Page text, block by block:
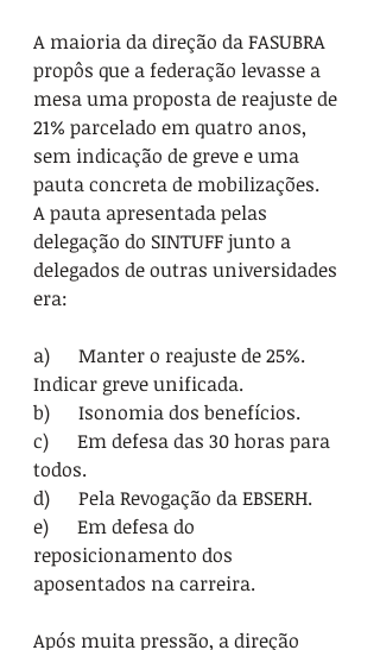
A maioria da direção da FASUBRA
propôs que a federação levasse a
mesa uma proposta de reajuste de
21% parcelado em quatro anos,
sem indicação de greve e uma
pauta concreta de mobilizações.
A pauta apresentada pelas
delegação do SINTUFF junto a
delegados de outras universidades
era:
a)      Manter o reajuste de 25%.
Indicar greve unificada.
b)      Isonomia dos benefícios.
c)      Em defesa das 30 horas para
todos.
d)      Pela Revogação da EBSERH.
e)      Em defesa do
reposicionamento dos
aposentados na carreira.
Após muita pressão, a direção